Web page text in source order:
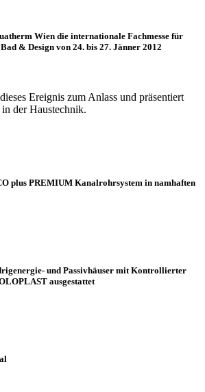
Wien die internationale Fachmesse für
& Design von 24. bis 27. Jänner 2012
Ereignis zum Anlass und präsentiert
der Haustechnik.
plus PREMIUM Kanalrohrsystem in namhaften
und Passivhäuser mit Kontrollierter
ausgestattet